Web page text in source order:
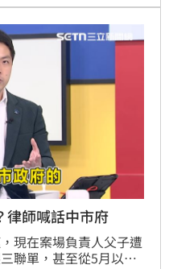
質疑:「立院法案動得
律師喊話中市府
現在案場負責人父子遭
聯單，甚至從5月以來